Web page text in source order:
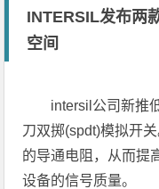
INTERSIL发布两
空间
intersil公司新推
刀双掷(spdt)模拟开
的导通电阻，从而提
设备的信号质量。